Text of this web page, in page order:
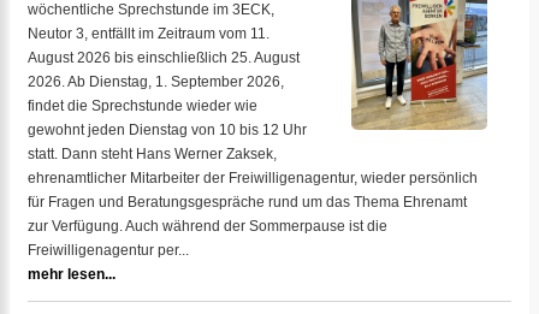
wöchentliche Sprechstunde im 3ECK,
Neutor 3, entfällt im Zeitraum vom 11.
August 2026 bis einschließlich 25. August
2026. Ab Dienstag, 1. September 2026,
findet die Sprechstunde wieder wie
gewohnt jeden Dienstag von 10 bis 12 Uhr
statt. Dann steht Hans Werner Zaksek,
ehrenamtlicher Mitarbeiter der Freiwilligenagentur, wieder persönlich
für Fragen und Beratungsgespräche rund um das Thema Ehrenamt
zur Verfügung. Auch während der Sommerpause ist die
Freiwilligenagentur per...
mehr lesen...